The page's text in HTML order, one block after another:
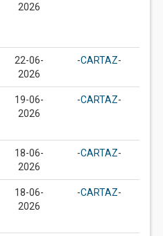
2026
22-06-
2026
-CARTAZ-
19-06-
2026
-CARTAZ-
18-06-
2026
-CARTAZ-
18-06-
2026
-CARTAZ-